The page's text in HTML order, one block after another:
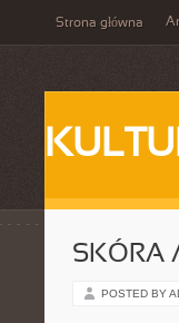
Strona główna
SKÓRA
POSTED BY